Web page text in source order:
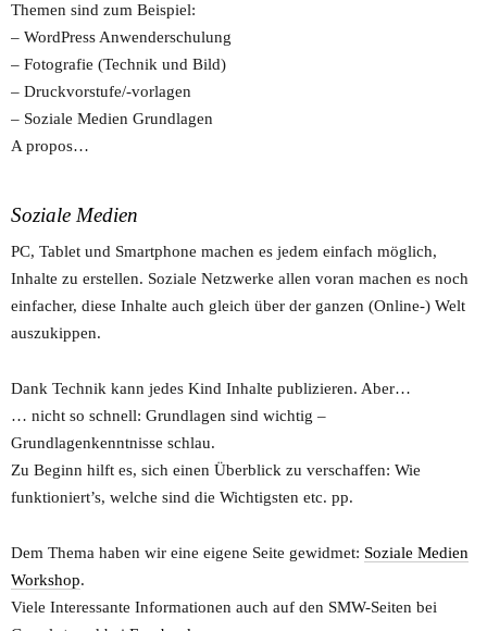
Themen sind zum Beispiel:
– WordPress Anwenderschulung
– Fotografie (Technik und Bild)
– Druckvorstufe/-vorlagen
– Soziale Medien Grundlagen
A propos…
Soziale Medien
PC, Tablet und Smartphone machen es jedem einfach möglich,
Inhalte zu erstellen. Soziale Netzwerke allen voran machen es noch
einfacher, diese Inhalte auch gleich über der ganzen (Online-) Welt
auszukippen.
Dank Technik kann jedes Kind Inhalte publizieren. Aber…
… nicht so schnell: Grundlagen sind wichtig –
Grundlagenkenntnisse schlau.
Zu Beginn hilft es, sich einen Überblick zu verschaffen: Wie
funktioniert’s, welche sind die Wichtigsten etc. pp.
Dem Thema haben wir eine eigene Seite gewidmet: Soziale Medien
Workshop.
Viele Interessante Informationen auch auf den SMW-Seiten bei